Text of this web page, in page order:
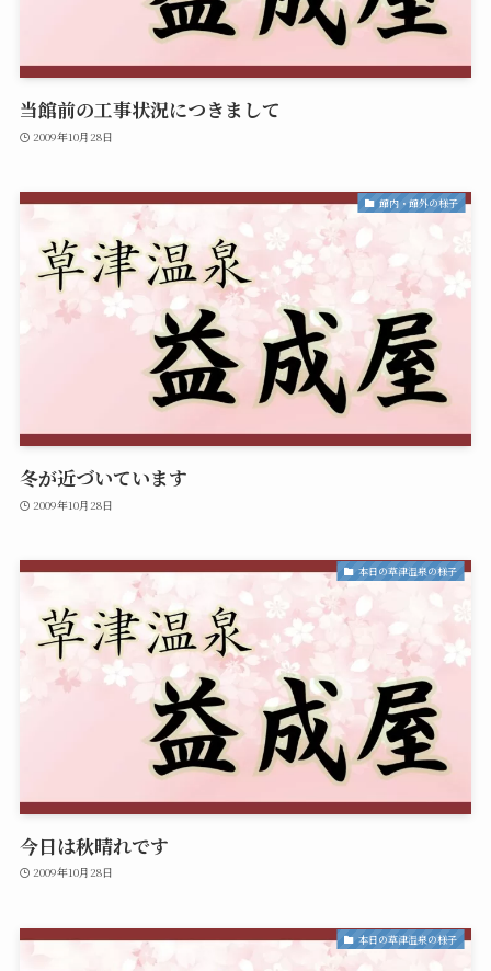
当館前の工事状況につきまして
2009年10月28日
館内・館外の様子
冬が近づいています
2009年10月28日
本日の草津温泉の様子
今日は秋晴れです
2009年10月28日
本日の草津温泉の様子